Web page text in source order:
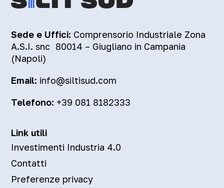
Sede e Uffici: Comprensorio Industriale Zona
A.S.I. snc 80014 – Giugliano in Campania
(Napoli)
Email: info@siltisud.com
Telefono: +39 081 8182333
Link utili
Investimenti Industria 4.0
Contatti
Preferenze privacy